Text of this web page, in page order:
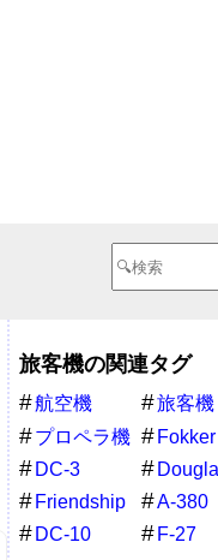
旅客機の関連タグ
航空機 旅客機
プロペラ機
Fokker
DC-3
Friendship
A-380
DC-10
F-27